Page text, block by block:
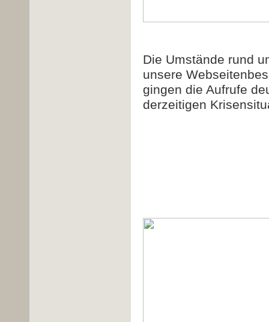
Die Umstände rund
unsere
gingen die Aufrufe
derzeitigen